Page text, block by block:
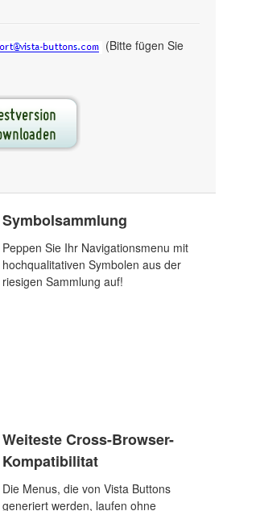
(Bitte fügen Sie
Symbolsammlung
Peppen Sie Ihr Navigationsmenu mit
hochqualitativen Symbolen aus der
riesigen Sammlung auf!
Weiteste Cross-Browser-
Kompatibilitat
Die Menus, die von Vista Buttons
generiert werden, laufen ohne